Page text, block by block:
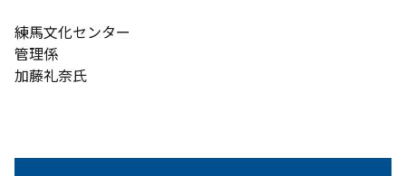
練馬文化センター
管理係
加藤礼奈氏